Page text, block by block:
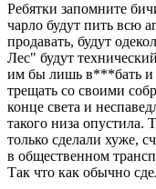
Ребятки запомните
чарло будут пить всю
продавать, будут
Лес" будут
им бы лишь в***бать и
трещать со своими
конце света и
такого низа
только сделали хуже,
в общественном
Так что как обычно